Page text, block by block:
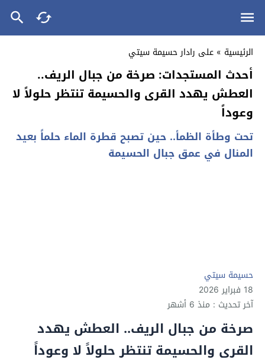
الرئيسية » على رادار حسيمة سيتي
أحدث المستجدات: صرخة من جبال الريف..
العطش يهدد القرى والحسيمة تنتظر حلولاً لا
وعوداً
تحت وطأة الظمأ.. حين تصبح قطرة الماء حلماً بعيد
المنال في عمق جبال الحسيمة
حسيمة سيتي
18 فبراير 2026
آخر تحديث : منذ 6 أشهر
صرخة من جبال الريف.. العطش يهدد
القرى والحسيمة تنتظر حلولاً لا وعوداً